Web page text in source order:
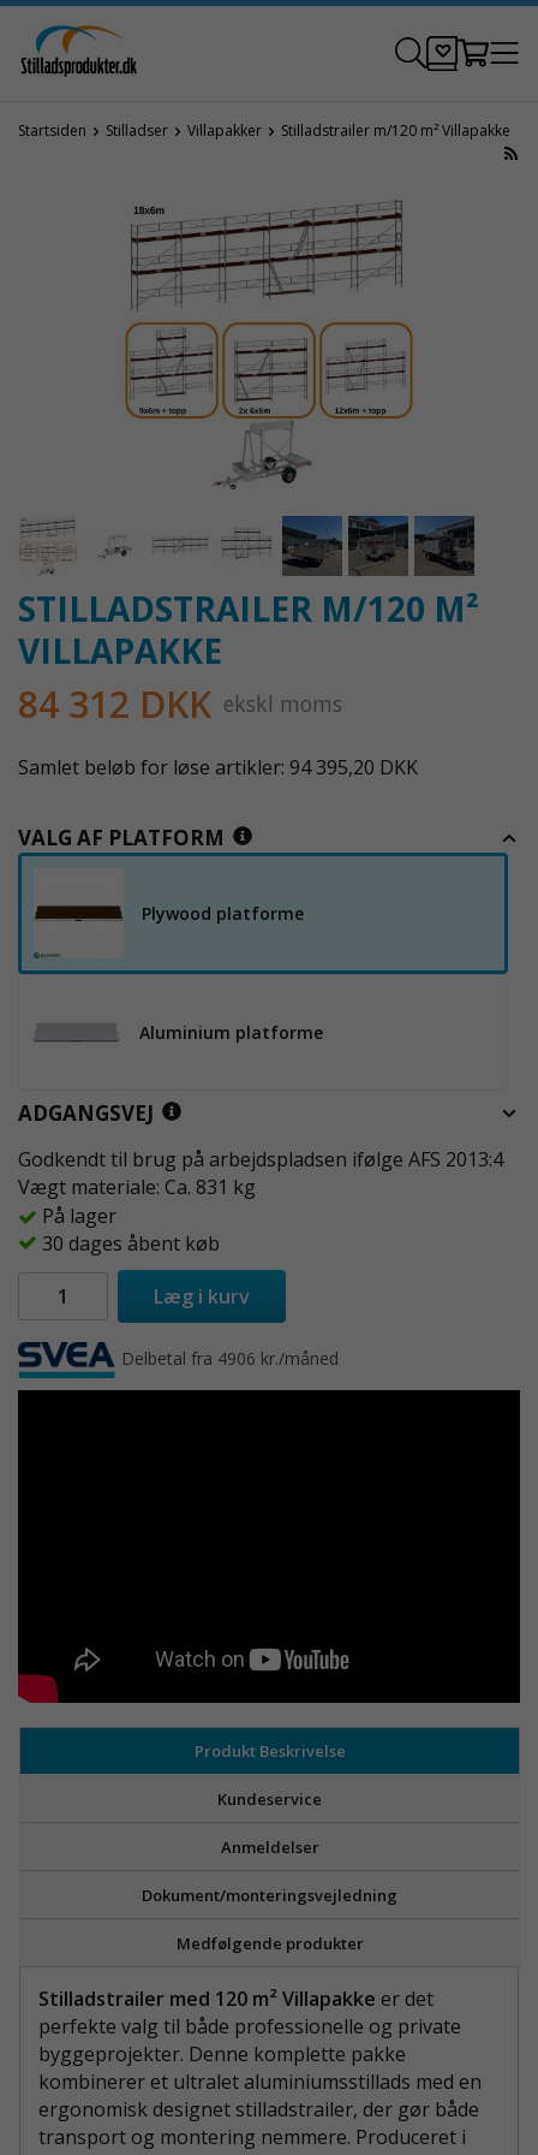
Startsiden Stilladser Villapakker Stilladstrailer m/120 m² Villapakke
STILLADSTRAILER M/120 M²
VILLAPAKKE
84 312 DKK ekskl moms
Samlet beløb for løse artikler: 94 395,20 DKK
VALG AF PLATFORM
Plywood platforme
Aluminium platforme
ADGANGSVEJ
Godkendt til brug på arbejdspladsen ifølge AFS 2013:4
Vægt materiale: Ca. 831 kg
På lager
30 dages åbent køb
Læg i kurv
Delbetal fra 4906 kr./måned
Produkt Beskrivelse
Kundeservice
Anmeldelser
Dokument/monteringsvejledning
Medfølgende produkter
Stilladstrailer med 120 m² Villapakke er det
perfekte valg til både professionelle og private
byggeprojekter. Denne komplette pakke
kombinerer et ultralet aluminiumsstillads med en
ergonomisk designet stilladstrailer, der gør både
transport og montering nemmere. Produceret i